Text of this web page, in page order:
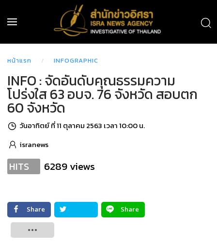
หน้าแรก INFOGRAPHIC
INFO : จัดอันดับคุณธรรมความ
โปร่งใส 63 อบจ. 76 จังหวัด สอบตก
60 จังหวัด
วันอาทิตย์ ที่ 11 ตุลาคม 2563 เวลา 10:00 น.
isranews
HITS 6289 views
Share
Share